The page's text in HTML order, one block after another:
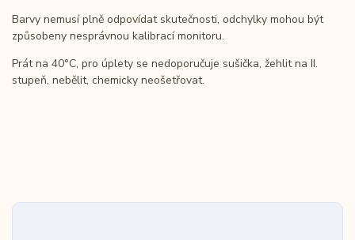
Barvy nemusí plně odpovídat skutečnosti, odchylky mohou být
způsobeny nesprávnou kalibrací monitoru.
Prát na 40°C, pro úplety se nedoporučuje sušička, žehlit na II.
stupeň, nebělit, chemicky neošetřovat.